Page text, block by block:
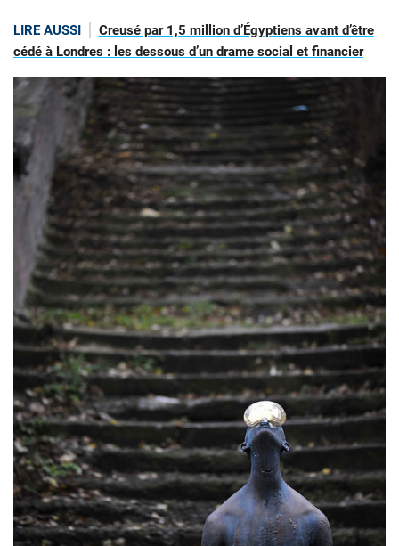
LIRE AUSSI
Creusé par 1,5 million d’Égyptiens avant d’être
cédé à Londres : les dessous d’un drame social et financier